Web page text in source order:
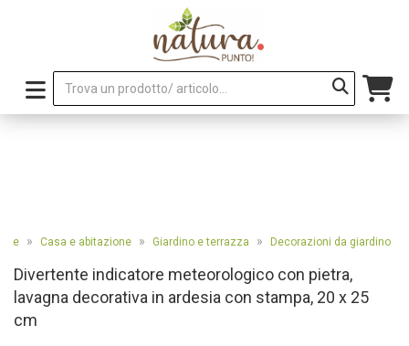
» Casa e abitazione » Giardino e terrazza » Decorazioni da giardino
Divertente indicatore meteorologico con pietra,
lavagna decorativa in ardesia con stampa, 20 x 25
cm